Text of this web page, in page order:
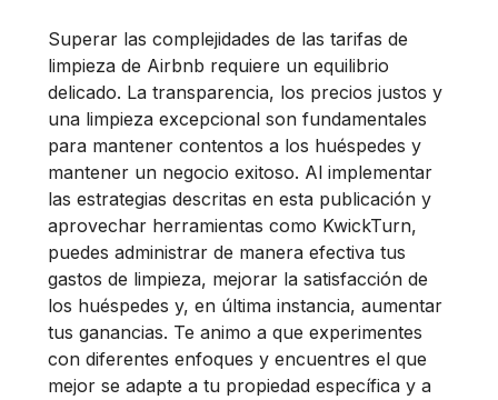
Superar las complejidades de las tarifas de
limpieza de Airbnb requiere un equilibrio
delicado. La transparencia, los precios justos y
una limpieza excepcional son fundamentales
para mantener contentos a los huéspedes y
mantener un negocio exitoso. Al implementar
las estrategias descritas en esta publicación y
aprovechar herramientas como KwickTurn,
puedes administrar de manera efectiva tus
gastos de limpieza, mejorar la satisfacción de
los huéspedes y, en última instancia, aumentar
tus ganancias. Te animo a que experimentes
con diferentes enfoques y encuentres el que
mejor se adapte a tu propiedad específica y a